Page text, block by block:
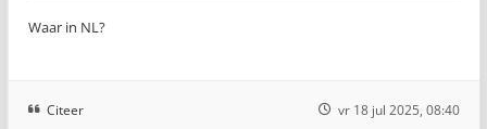
Waar in NL?
Citeer vr 18 jul 2025, 08:40